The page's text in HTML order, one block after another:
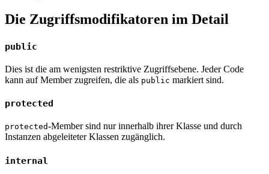
Die Zugriffsmodifikatoren im Detail
public
Dies ist die am wenigsten restriktive Zugriffsebene. Jeder Code
kann auf Member zugreifen, die als public markiert sind.
protected
protected-Member sind nur innerhalb ihrer Klasse und durch
Instanzen abgeleiteter Klassen zugänglich.
internal